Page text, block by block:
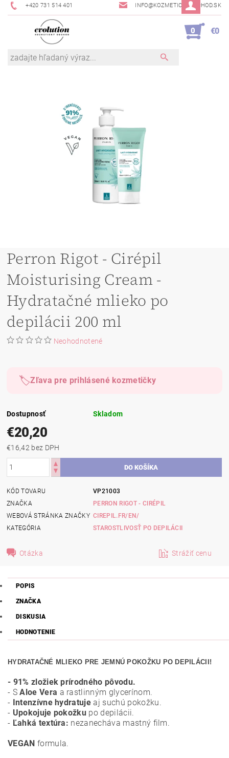
+420 731 514 401 INFO@KOZMETICKYOBCHOD.SK
0 €0
Perron Rigot - Cirépil
Moisturising Cream -
Hydratačné mlieko po
depilácii 200 ml
Neohodnotené
🏷️Zľava pre prihlásené kozmetičky
Dostupnosť Skladom
€20,20
€16,42 bez DPH
KÓD TOVARU
VP21003
ZNAČKA
PERRON RIGOT - CIRÉPIL
WEBOVÁ STRÁNKA ZNAČKY CIREPIL.FR/EN/
KATEGÓRIA
STAROSTLIVOSŤ PO DEPILÁCII
Otázka Strážiť cenu
POPIS
ZNAČKA
DISKUSIA
HODNOTENIE
HYDRATAČNÉ MLIEKO PRE JEMNÚ POKOŽKU PO DEPILÁCII!
- 91% zložiek prírodného pôvodu.
- S Aloe Vera a rastlinným glycerínom.
- Intenzívne hydratuje aj suchú pokožku.
- Upokojuje pokožku po depilácii.
- Ľahká textúra: nezanecháva mastný film.
VEGAN formula.